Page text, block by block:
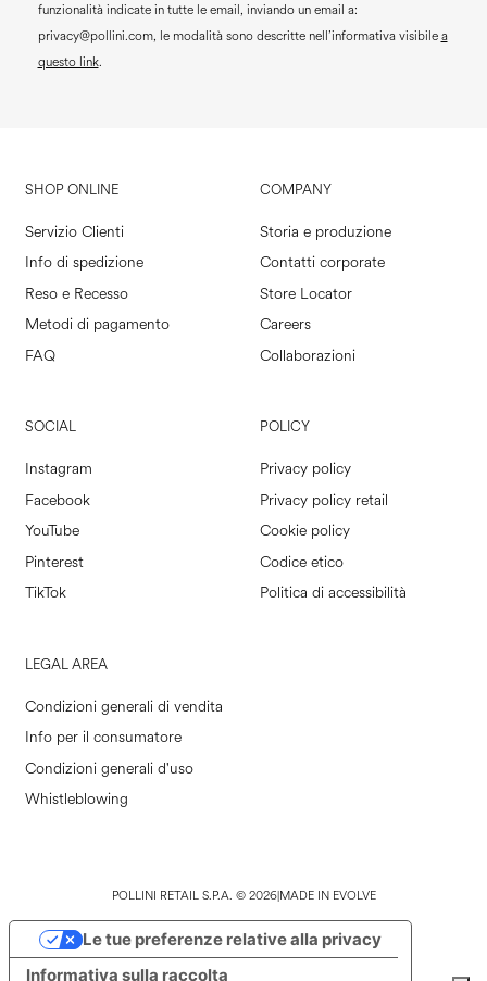
funzionalità indicate in tutte le email, inviando un email a:
privacy@pollini.com, le modalità sono descritte nell’informativa visibilea
questo link.
SHOP ONLINE
Servizio Clienti
Info di spedizione
Reso e Recesso
Metodi di pagamento
FAQ
COMPANY
Storia e produzione
Contatti corporate
Store Locator
Careers
Collaborazioni
SOCIAL
Instagram
Facebook
YouTube
Pinterest
TikTok
POLICY
Privacy policy
Privacy policy retail
Cookie policy
Codice etico
Politica di accessibilità
LEGAL AREA
Condizioni generali di vendita
Info per il consumatore
Condizioni generali d'uso
Whistleblowing
POLLINI RETAIL S.P.A. © 2026|MADE IN EVOLVE
Informativa sulla raccolta
Le tue preferenze relative alla privacy